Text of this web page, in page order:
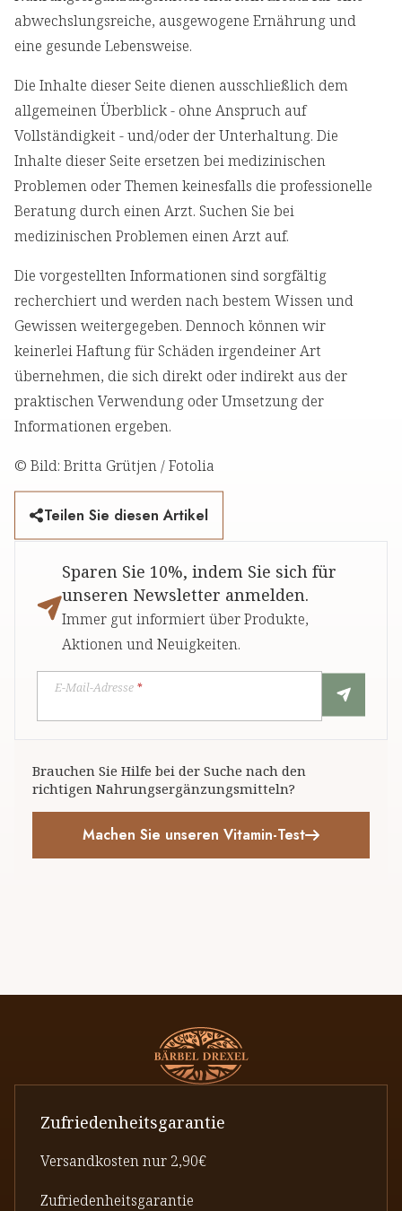
abwechslungsreiche, ausgewogene Ernährung und
eine gesunde Lebensweise.
Die Inhalte dieser Seite dienen ausschließlich dem
allgemeinen Überblick - ohne Anspruch auf
Vollständigkeit - und/oder der Unterhaltung. Die
Inhalte dieser Seite ersetzen bei medizinischen
Problemen oder Themen keinesfalls die professionelle
Beratung durch einen Arzt. Suchen Sie bei
medizinischen Problemen einen Arzt auf.
Die vorgestellten Informationen sind sorgfältig
recherchiert und werden nach bestem Wissen und
Gewissen weitergegeben. Dennoch können wir
keinerlei Haftung für Schäden irgendeiner Art
übernehmen, die sich direkt oder indirekt aus der
praktischen Verwendung oder Umsetzung der
Informationen ergeben.
© Bild: Britta Grütjen / Fotolia
Teilen Sie diesen Artikel
Sparen Sie 10%, indem Sie sich für
unseren Newsletter anmelden.
Immer gut informiert über Produkte,
Aktionen und Neuigkeiten.
E-Mail-Adresse *
Brauchen Sie Hilfe bei der Suche nach den
richtigen Nahrungsergänzungsmitteln?
Machen Sie unseren Vitamin-Test
Zufriedenheitsgarantie
Versandkosten nur 2,90€
Zufriedenheitsgarantie